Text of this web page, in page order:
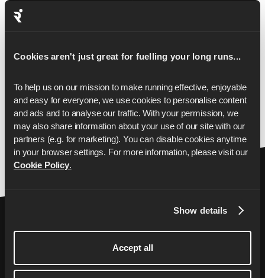
Cookies aren't just great for fuelling your long runs...
To help us on our mission to make running effective, enjoyable
and easy for everyone, we use cookies to personalise content
and ads and to analyse our traffic. With your permission, we
may also share information about your use of our site with our
partners (e.g. for marketing). You can disable cookies anytime
in your browser settings. For more information, please visit our
Cookie Policy.
Show details
Accept all
1:02:56
12
1:08:39
13
1:14:22
13.1
1:15:00